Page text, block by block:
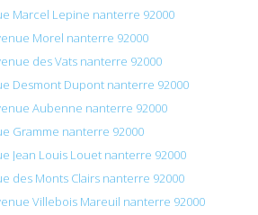
Marcel Lepine nanterre 92000
Morel nanterre 92000
des Vats nanterre 92000
Desmont Dupont nanterre 92000
Aubenne nanterre 92000
Gramme nanterre 92000
Jean Louis Louet nanterre 92000
des Monts Clairs nanterre 92000
Villebois Mareuil nanterre 92000